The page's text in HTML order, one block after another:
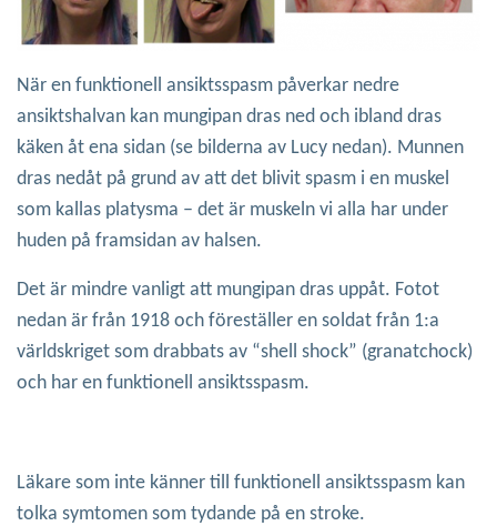
När en funktionell ansiktsspasm påverkar nedre
ansiktshalvan kan mungipan dras ned och ibland dras
käken åt ena sidan (se bilderna av Lucy nedan). Munnen
dras nedåt på grund av att det blivit spasm i en muskel
som kallas platysma – det är muskeln vi alla har under
huden på framsidan av halsen.
Det är mindre vanligt att mungipan dras uppåt. Fotot
nedan är från 1918 och föreställer en soldat från 1:a
världskriget som drabbats av “shell shock” (granatchock)
och har en funktionell ansiktsspasm.
Läkare som inte känner till funktionell ansiktsspasm kan
tolka symtomen som tydande på en stroke.